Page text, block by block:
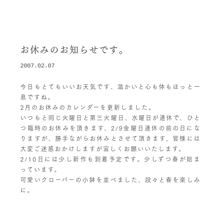
お休みのお知らせです。
2007.02.07
今日もとてもいいお天気です、温かいと心も体もほっと一
息ですね。
2月のお休みのカレンダーを更新しました。
いつもと同じ火曜日と第三火曜日、水曜日が連休で、ひと
つ臨時のお休みを頂きます、2/9金曜日連休の前の日にな
りますが、勝手ながらお休みとさせて頂きます、皆様には
大変ご迷惑おかけしますが宜しくお願いいたします。
2/10日には少し新作も到着予定です。少しずつ春が始ま
っています。
可愛いクローバーの小鉢を並べました、段々と春を楽しみ
に。